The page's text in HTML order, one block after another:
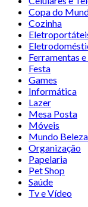
Copa do
Cozinha
Ferramentas
Festa
Games
Informática
Lazer
Mesa Posta
Móveis
Mundo Beleza
Organização
Papelaria
Pet Shop
Saúde
Tv e Vídeo